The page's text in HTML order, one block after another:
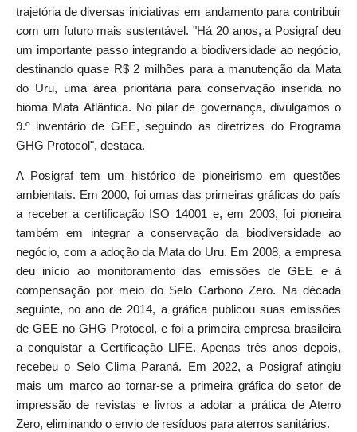
trajetória de diversas iniciativas em andamento para contribuir
com um futuro mais sustentável. "Há 20 anos, a Posigraf deu
um importante passo integrando a biodiversidade ao negócio,
destinando quase R$ 2 milhões para a manutenção da Mata
do Uru, uma área prioritária para conservação inserida no
bioma Mata Atlântica. No pilar de governança, divulgamos o
9.º inventário de GEE, seguindo as diretrizes do Programa
GHG Protocol", destaca.
A Posigraf tem um histórico de pioneirismo em questões
ambientais. Em 2000, foi umas das primeiras gráficas do país
a receber a certificação ISO 14001 e, em 2003, foi pioneira
também em integrar a conservação da biodiversidade ao
negócio, com a adoção da Mata do Uru. Em 2008, a empresa
deu início ao monitoramento das emissões de GEE e à
compensação por meio do Selo Carbono Zero. Na década
seguinte, no ano de 2014, a gráfica publicou suas emissões
de GEE no GHG Protocol, e foi a primeira empresa brasileira
a conquistar a Certificação LIFE. Apenas três anos depois,
recebeu o Selo Clima Paraná. Em 2022, a Posigraf atingiu
mais um marco ao tornar-se a primeira gráfica do setor de
impressão de revistas e livros a adotar a prática de Aterro
Zero, eliminando o envio de resíduos para aterros sanitários.